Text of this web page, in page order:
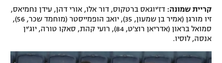
קריית שמונה: דז'יוגאס ברטקוס, דור אלו, אורי דהן, עידן נחמיאס,
זיו מורגן (אמיר בן שמעון, 35), יואב הופמייסטר (מוחמד שכר, 56),
סמואל בראון (אדריאן רוצ'ט, 84), רועי קהת, סאקו טורה, יוג'ין
אנסה, לוסיו.